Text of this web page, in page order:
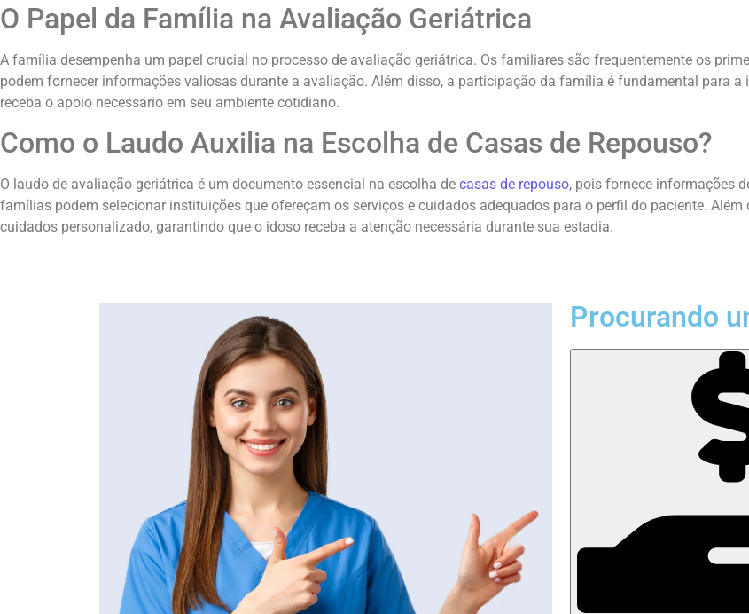
O Papel da Família na Avaliação Geriátrica
A família desempenha um papel crucial no processo de avaliação geriátrica. Os familiares são frequentemente os
podem fornecer informações valiosas durante a avaliação. Além disso, a participação da família é fundamental para
receba o apoio necessário em seu ambiente cotidiano.
Como o Laudo Auxilia na Escolha de Casas de Repouso?
O laudo de avaliação geriátrica é um documento essencial na escolha de casas de repouso, pois fornece informações
famílias podem selecionar instituições que ofereçam os serviços e cuidados adequados para o perfil do paciente.
cuidados personalizado, garantindo que o idoso receba a atenção necessária durante sua estadia.
Procurando